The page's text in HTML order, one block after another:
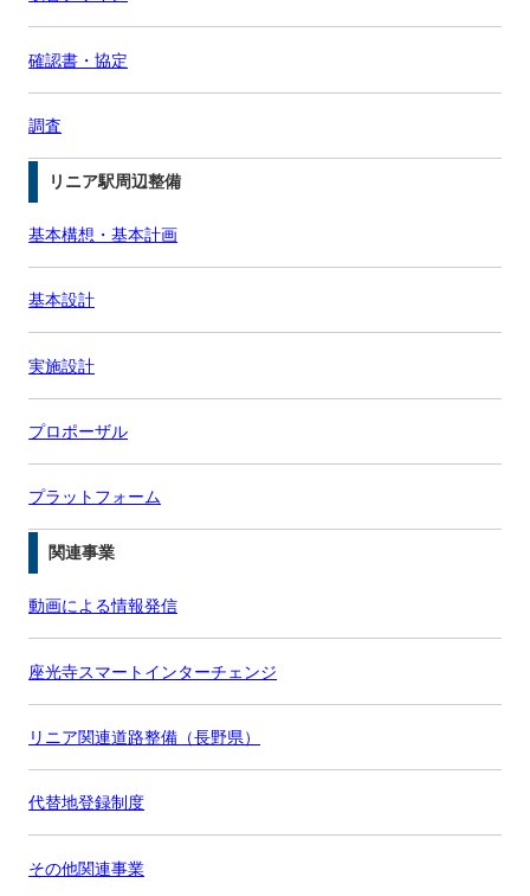
確認書・協定
調査
リニア駅周辺整備
基本構想・基本計画
基本設計
実施設計
プロポーザル
プラットフォーム
関連事業
動画による情報発信
座光寺スマートインターチェンジ
リニア関連道路整備（長野県）
代替地登録制度
その他関連事業